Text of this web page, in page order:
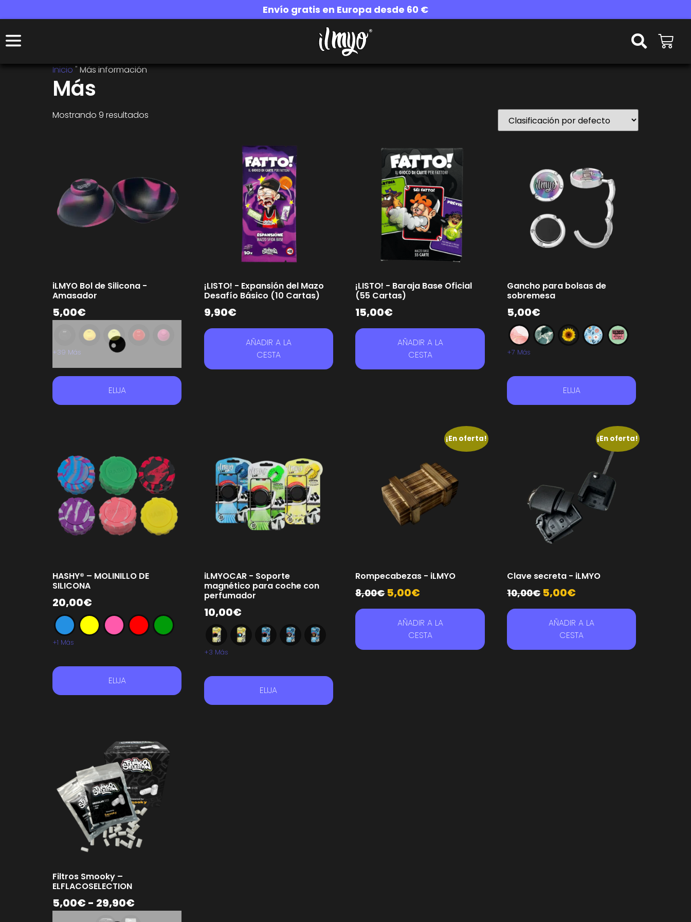
Envío gratis en Europa desde 60 €
Inicio " Más información
Más
Mostrando 9 resultados
iLMYO Bol de Silicona -
Amasador
5,00€
+39 Más
ELIJA
¡LISTO! - Expansión del Mazo
Desafío Básico (10 Cartas)
9,90€
AÑADIR A LA
CESTA
¡LISTO! - Baraja Base Oficial
(55 Cartas)
15,00€
AÑADIR A LA
CESTA
Gancho para bolsas de
sobremesa
5,00€
+7 Más
ELIJA
HASHY® – MOLINILLO DE
SILICONA
20,00€
+1 Más
ELIJA
iLMYOCAR - Soporte
magnético para coche con
perfumador
10,00€
+3 Más
ELIJA
¡En oferta!
Rompecabezas - iLMYO
8,00€ 5,00€
AÑADIR A LA
CESTA
¡En oferta!
Clave secreta - iLMYO
10,00€ 5,00€
AÑADIR A LA
CESTA
Filtros Smooky –
ELFLACOSELECTION
5,00€ - 29,90€